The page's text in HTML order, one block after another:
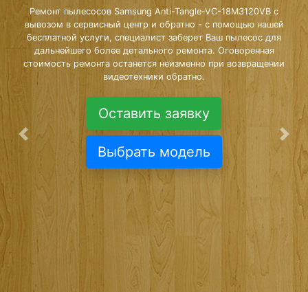
Ремонт пылесосов Samsung Anti-Tangle-VC-18M3120VB с
вывозом в сервисный центр и обратно - с помощью нашей
бесплатной услуги, специалист заберет Ваш пылесос для
дальнейшего более детального ремонта. Оговоренная
стоимость ремонта останется неизменно при возвращении
видеотехники обратно.
Оставить заявку
Выбрать модель
Предыдущая